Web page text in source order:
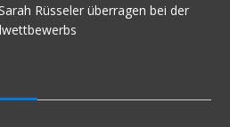
Rüsseler überragen bei der